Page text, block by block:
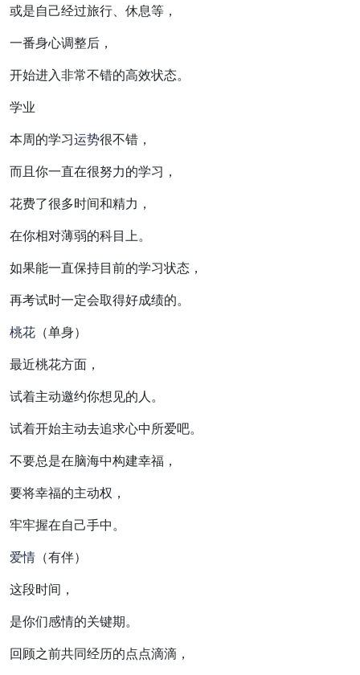
或是自己经过旅行、休息等，
一番身心调整后，
开始进入非常不错的高效状态。
学业
本周的学习运势很不错，
而且你一直在很努力的学习，
花费了很多时间和精力，
在你相对薄弱的科目上。
如果能一直保持目前的学习状态，
再考试时一定会取得好成绩的。
桃花 （单身）
最近桃花方面，
试着主动邀约你想见的人。
试着开始主动去追求心中所爱吧。
不要总是在脑海中构建幸福，
要将幸福的主动权，
牢牢握在自己手中。
爱情 （有伴）
这段时间，
是你们感情的关键期。
回顾之前共同经历的点点滴滴，